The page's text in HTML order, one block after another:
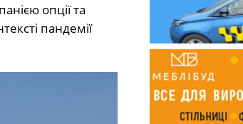
опції та
пандемії